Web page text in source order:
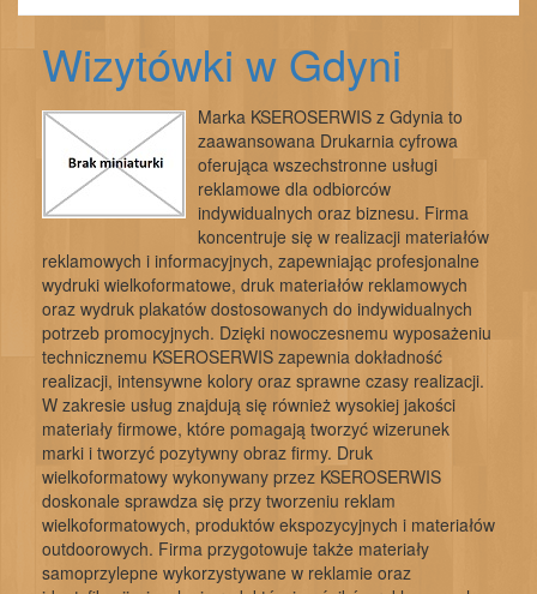
Wizytówki w Gdyni
Marka KSEROSERWIS z Gdynia to
zaawansowana Drukarnia cyfrowa
oferująca wszechstronne usługi
reklamowe dla odbiorców
indywidualnych oraz biznesu. Firma
koncentruje się w realizacji materiałów
reklamowych i informacyjnych, zapewniając profesjonalne
wydruki wielkoformatowe, druk materiałów reklamowych
oraz wydruk plakatów dostosowanych do indywidualnych
potrzeb promocyjnych. Dzięki nowoczesnemu wyposażeniu
technicznemu KSEROSERWIS zapewnia dokładność
realizacji, intensywne kolory oraz sprawne czasy realizacji.
W zakresie usług znajdują się również wysokiej jakości
materiały firmowe, które pomagają tworzyć wizerunek
marki i tworzyć pozytywny obraz firmy. Druk
wielkoformatowy wykonywany przez KSEROSERWIS
doskonale sprawdza się przy tworzeniu reklam
wielkoformatowych, produktów ekspozycyjnych i materiałów
outdoorowych. Firma przygotowuje także materiały
samoprzylepne wykorzystywane w reklamie oraz